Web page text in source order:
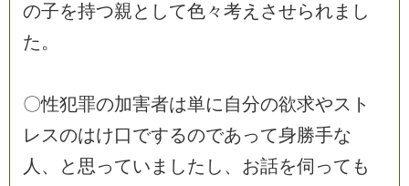
の子を持つ親と して色々考え させられま し
た。
〇性犯罪の加害者は単に自分の欲求やス ト
レ スのはけ口でするのであって身勝手な
人 、 と 思 ってい ま した し 、 お話を伺 って も